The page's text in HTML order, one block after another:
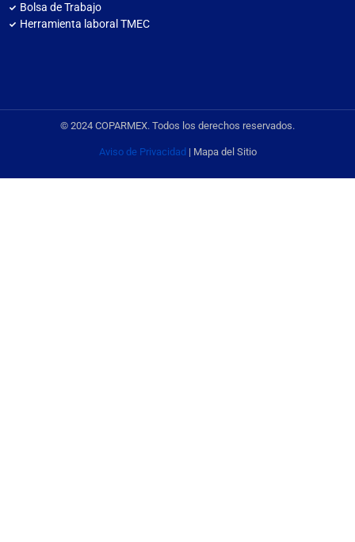
Bolsa de Trabajo
Herramienta laboral TMEC
© 2024 COPARMEX. Todos los derechos reservados.
Aviso de Privacidad | Mapa del Sitio